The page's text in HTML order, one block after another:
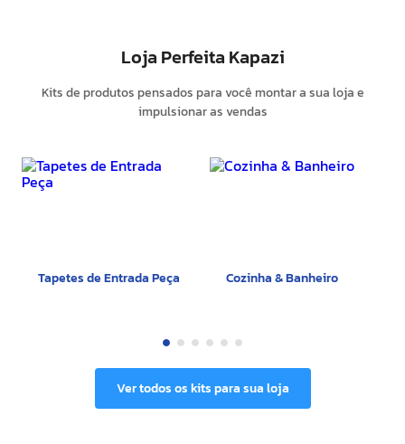
Loja Perfeita Kapazi
Kits de produtos pensados para você montar a sua loja e
impulsionar as vendas
Tapetes de Entrada Peça Cozinha & Banheiro
Ver todos os kits para sua loja